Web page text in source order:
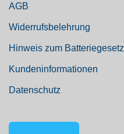
AGB
Widerrufsbelehrung
Hinweis zum Batteriegesetz
Kundeninformationen
Datenschutz